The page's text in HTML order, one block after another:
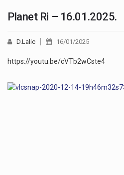
Planet Ri – 16.01.2025.
D.Lalic 16/01/2025
https://youtu.be/cVTb2wCste4